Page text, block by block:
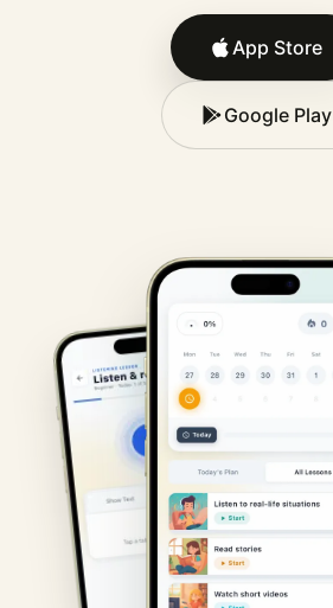
App Store
Google Play